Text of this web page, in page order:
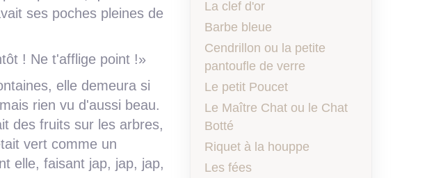
ses poches pleines de
! Ne t'afflige point !»
elle demeura si
rien vu d'aussi beau.
des fruits sur les arbres,
vert comme un
elle, faisant jap, jap, jap,
La clef d'or
Barbe bleue
Cendrillon ou la petite
pantoufle de verre
Le petit Poucet
Le Maître Chat ou le Chat
Botté
Riquet à la houppe
Les fées